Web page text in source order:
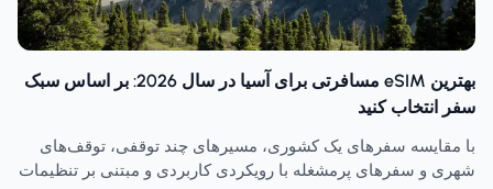
بهترین eSIM مسافرتی برای آسیا در سال 2026: بر اساس سبک
سفر انتخاب کنید
با مقایسه سفرهای یک کشوری، مسیرهای چند توقفی، توقف‌های
شهری و سفرهای پرمشغله با رویکردی کاربردی و مبتنی بر تنظیمات